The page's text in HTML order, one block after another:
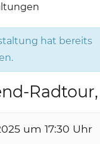
hat bereits
um 17:30 Uhr